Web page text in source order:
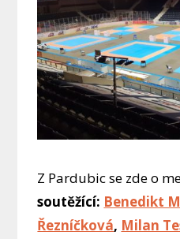
Z Pardubic se zde o
soutěžící: Benedikt
Řezníčková, Milan